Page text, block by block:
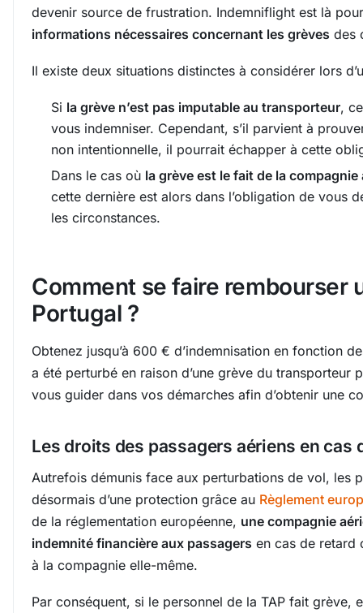
devenir source de frustration. Indemniflight est là
informations nécessaires concernant les grèves des
Il existe deux situations distinctes à considérer lors
Si la grève n’est pas imputable au transporteur,
vous indemniser. Cependant, s’il parvient à
non intentionnelle, il pourrait échapper à cette
Dans le cas où la grève est le fait de la
cette dernière est alors dans l’obligation de vous
les circonstances.
Comment se faire rembourser
Portugal ?
Obtenez jusqu’à 600 € d’indemnisation en fonction
a été perturbé en raison d’une grève du transporteur
vous guider dans vos démarches afin d’obtenir une
Les droits des passagers aériens en cas
Autrefois démunis face aux perturbations de vol, les
désormais d’une protection grâce au Règlement
de la réglementation européenne, une compagnie
indemnité financière aux passagers en cas de retard
à la compagnie elle-même.
Par conséquent, si le personnel de la TAP fait grève,